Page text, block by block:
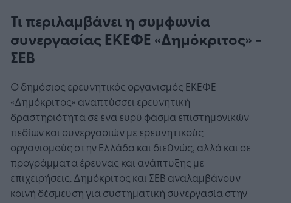
Τι περιλαμβάνει η συμφωνία
συνεργασίας ΕΚΕΦΕ «Δημόκριτος» -
ΣΕΒ
Ο δημόσιος ερευνητικός οργανισμός ΕΚΕΦΕ
«Δημόκριτος» αναπτύσσει ερευνητική
δραστηριότητα σε ένα ευρύ φάσμα επιστημονικών
πεδίων και συνεργασιών με ερευνητικούς
οργανισμούς στην Ελλάδα και διεθνώς, αλλά και σε
προγράμματα έρευνας και ανάπτυξης με
επιχειρήσεις. Δημόκριτος και ΣΕΒ αναλαμβάνουν
κοινή δέσμευση για συστηματική συνεργασία στην
Η Τεχνητή Νοημοσύνη: το νέο
λειτουργικό σύστημα της
επιχείρησης
Οι προσλήψεις αλλάζουν: To
Jobfind.gr ως στρατηγικός
«σύμμαχος» για κάθε
επιχείρηση και εργαζόμενο